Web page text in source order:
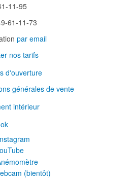
11-95
61-11-73
par email
nos tarifs
d'ouverture
générales de vente
intérieur
(bientôt)